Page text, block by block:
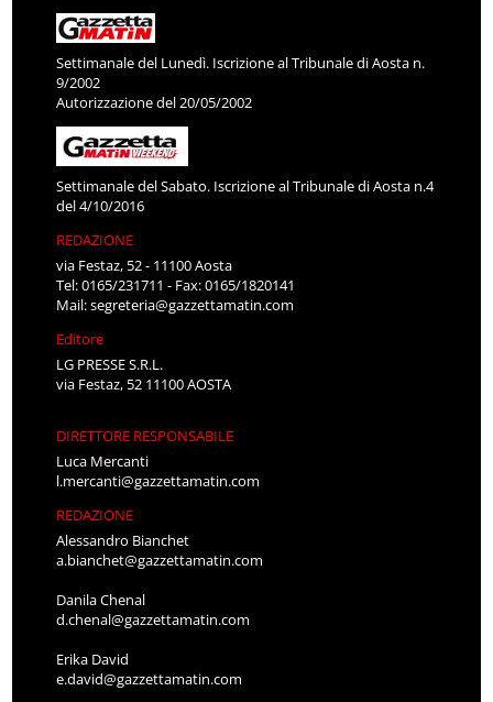
Settimanale del Lunedì. Iscrizione al Tribunale di Aosta n.
9/2002
Autorizzazione del 20/05/2002
Settimanale del Sabato. Iscrizione al Tribunale di Aosta n.4
del 4/10/2016
REDAZIONE
via Festaz, 52 - 11100 Aosta
Tel: 0165/231711 - Fax: 0165/1820141
Mail:segreteria@gazzettamatin.com
Editore
LG PRESSE S.R.L.
via Festaz, 52 11100 AOSTA
DIRETTORE RESPONSABILE
Luca Mercanti
l.mercanti@gazzettamatin.com
REDAZIONE
Alessandro Bianchet
a.bianchet@gazzettamatin.com
Danila Chenal
d.chenal@gazzettamatin.com
Erika David
e.david@gazzettamatin.com